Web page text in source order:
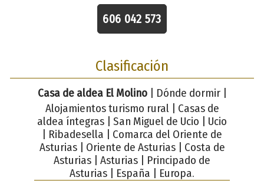
606 042 573
Clasificación
Casa de aldea El Molino| Dónde dormir |
Alojamientos turismo rural | Casas de
aldea íntegras | San Miguel de Ucio | Ucio
| Ribadesella | Comarca del Oriente de
Asturias | Oriente de Asturias | Costa de
Asturias | Asturias | Principado de
Asturias | España | Europa.